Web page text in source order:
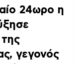
24ωρο η
γεγονός